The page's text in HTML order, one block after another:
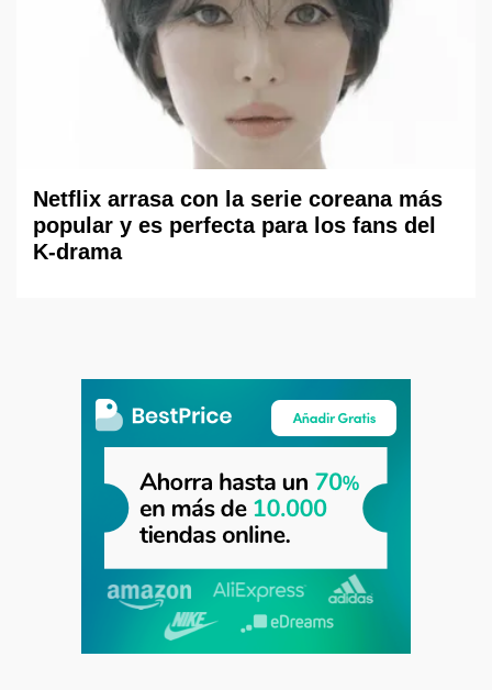
Netflix arrasa con la serie coreana más
popular y es perfecta para los fans del
K-drama